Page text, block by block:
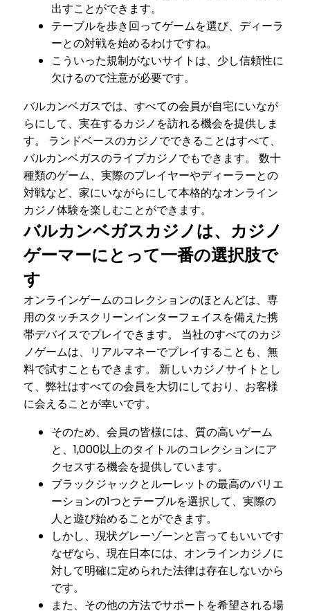
出すことができます。
テーブルを歩き回ってゲームを選び、ディーラ
ーとの対戦を始めるわけですね。
こういった規制がないサイトは、少し信頼性に
欠けるので注意が必要です。
バルカンベガスでは、すべての会員が自宅にいなが
らにして、実在するカジノを訪れる機会を提供しま
す。 ランドベースのカジノでできることはすべて、
バルカンベガスのライブカジノでもできます。 数十
種類のゲーム、実際のプレイヤーやディーラーとの
対戦など、家にいながらにして本格的なオンライン
カジノ体験を楽しむことができます。
バルカンベガスカジノは、カジノ
ゲーマーにとって一番の選択肢で
す
オンラインゲームのコレクションのほとんどは、専
用のタッチスクリーンインターフェイスを備えた携
帯デバイスでプレイできます。 当社のすべてのカジ
ノゲームは、リアルマネーでプレイすることも、無
料で試すこともできます。 新しいカジノサイトとし
て、弊社はすべての会員を大切にしており、お客様
に会えることが幸いです。
そのため、会員の皆様には、質の高いゲーム
と、1,000以上のタイトルのコレクションにア
クセスする機会を提供しています。
ブラックジャックとルーレットの最高のバリエ
ーションの1つとテーブルを選択して、実際の
人と遊び始めることができます。
しかし、現状グレーゾーンと言ってもいいです
なぜなら、現在日本には、オンラインカジノに
対して明確に定められた法律は存在しないから
です。
また、その他の方法でサポートを希望される場